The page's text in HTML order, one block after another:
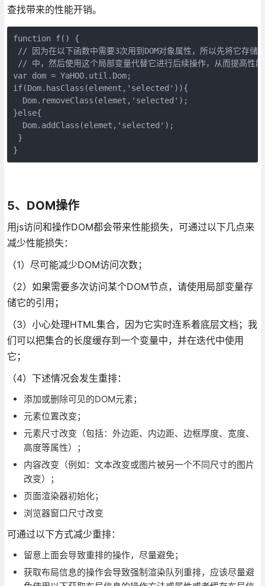
查找带来的性能开销。
function f() {
// 因为在以下函数中需要3次用到DOM对象属性，所以先将
// 中，然后使用这个局部变量代替它进行后续操作，从而提高
var dom = YaHOO.util.Dom;
if(Dom.hasClass(element,'selected')){
  Dom.removeClass(elemet,'selected');
}else{
  Dom.addClass(elemet,'selected');
}
}
5、DOM操作
用js访问和操作DOM都会带来性能损失，可通过以下几点来
减少性能损失：
（1）尽可能减少DOM访问次数；
（2）如果需要多次访问某个DOM节点，请使用局部变量存
储它的引用；
（3）小心处理HTML集合，因为它实时连系着底层文档；我
们可以把集合的长度缓存到一个变量中，并在迭代中使用
它；
（4）下述情况会发生重排：
添加或删除可见的DOM元素；
元素位置改变；
元素尺寸改变（包括：外边距、内边距、边框厚度、宽度、
高度等属性）；
内容改变（例如：文本改变或图片被另一个不同尺寸的图片
改变）；
页面渲染器初始化；
浏览器窗口尺寸改变
可通过以下方式减少重排：
留意上面会导致重排的操作，尽量避免；
获取布局信息的操作会导致强制渲染队列重排，应该尽量避